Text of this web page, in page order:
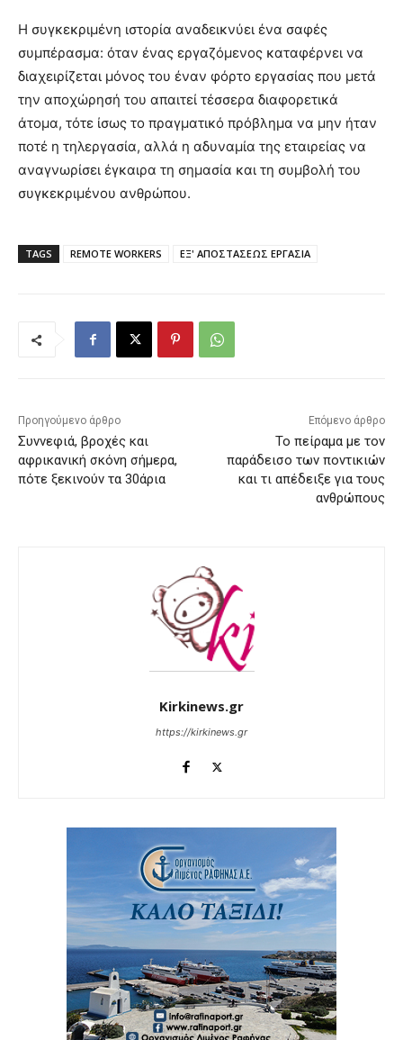
Η συγκεκριμένη ιστορία αναδεικνύει ένα σαφές
συμπέρασμα: όταν ένας εργαζόμενος καταφέρνει να
διαχειρίζεται μόνος του έναν φόρτο εργασίας που μετά
την αποχώρησή του απαιτεί τέσσερα διαφορετικά
άτομα, τότε ίσως το πραγματικό πρόβλημα να μην ήταν
ποτέ η τηλεργασία, αλλά η αδυναμία της εταιρείας να
αναγνωρίσει έγκαιρα τη σημασία και τη συμβολή του
συγκεκριμένου ανθρώπου.
TAGS REMOTE WORKERS ΕΞ' ΑΠΟΣΤΑΣΕΩΣ ΕΡΓΑΣΙΑ
Προηγούμενο άρθρο
Συννεφιά, βροχές και
αφρικανική σκόνη σήμερα,
πότε ξεκινούν τα 30άρια
Επόμενο άρθρο
Το πείραμα με τον
παράδεισο των ποντικιών
και τι απέδειξε για τους
ανθρώπους
Kirkinews.gr
https://kirkinews.gr